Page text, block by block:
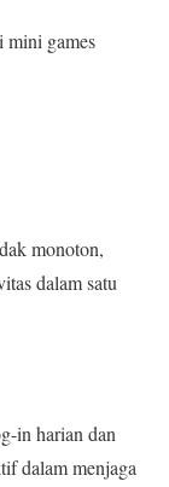
mini games
monoton,
dalam satu
in harian dan
dalam menjaga